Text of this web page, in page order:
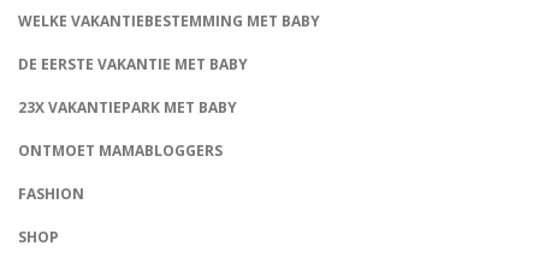
WELKE VAKANTIEBESTEMMING MET BABY
DE EERSTE VAKANTIE MET BABY
23X VAKANTIEPARK MET BABY
ONTMOET MAMABLOGGERS
FASHION
SHOP